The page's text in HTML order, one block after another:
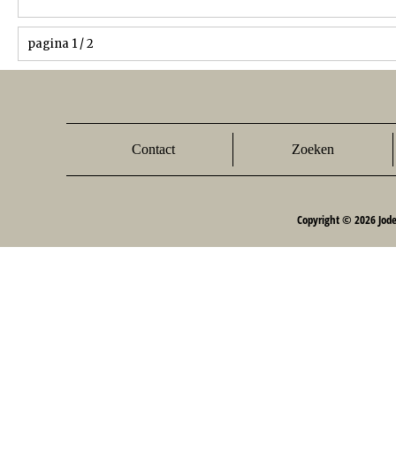
pagina 1 / 2
Contact Zoeken
Copyright © 2026